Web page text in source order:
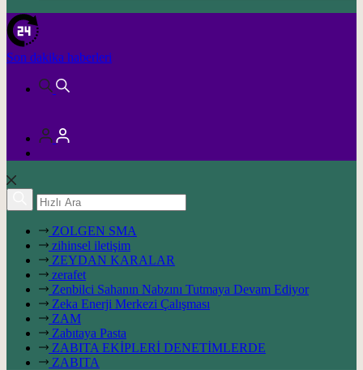
Son dakika haberleri
ZOLGEN SMA
zihinsel iletişim
ZEYDAN KARALAR
zerafet
Zenbilci Sahanın Nabzını Tutmaya Devam Ediyor
Zeka Enerji Merkezi Çalışması
ZAM
Zabıtaya Pasta
ZABITA EKİPLERİ DENETİMLERDE
ZABITA